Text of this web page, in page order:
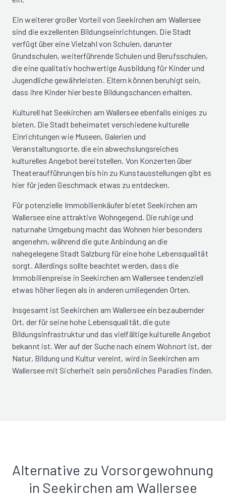
Ein weiterer großer Vorteil von Seekirchen am Wallersee
sind die exzellenten Bildungseinrichtungen. Die Stadt
verfügt über eine Vielzahl von Schulen, darunter
Grundschulen, weiterführende Schulen und Berufsschulen,
die eine qualitativ hochwertige Ausbildung für Kinder und
Jugendliche gewährleisten. Eltern können beruhigt sein,
dass ihre Kinder hier beste Bildungschancen erhalten.
Kulturell hat Seekirchen am Wallersee ebenfalls einiges zu
bieten. Die Stadt beheimatet verschiedene kulturelle
Einrichtungen wie Museen, Galerien und
Veranstaltungsorte, die ein abwechslungsreiches
kulturelles Angebot bereitstellen. Von Konzerten über
Theateraufführungen bis hin zu Kunstausstellungen gibt es
hier für jeden Geschmack etwas zu entdecken.
Für potenzielle Immobilienkäufer bietet Seekirchen am
Wallersee eine attraktive Wohngegend. Die ruhige und
naturnahe Umgebung macht das Wohnen hier besonders
angenehm, während die gute Anbindung an die
nahegelegene Stadt Salzburg für eine hohe Lebensqualität
sorgt. Allerdings sollte beachtet werden, dass die
Immobilienpreise in Seekirchen am Wallersee tendenziell
etwas höher liegen als in anderen umliegenden Orten.
Insgesamt ist Seekirchen am Wallersee ein bezaubernder
Ort, der für seine hohe Lebensqualität, die gute
Bildungsinfrastruktur und das vielfältige kulturelle Angebot
bekannt ist. Wer auf der Suche nach einem Wohnort ist, der
Natur, Bildung und Kultur vereint, wird in Seekirchen am
Wallersee mit Sicherheit sein persönliches Paradies finden.
Alternative zu Vorsorgewohnung
in Seekirchen am Wallersee